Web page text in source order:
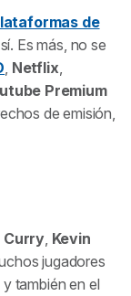
de
Es más, no se
Netflix
Premium
de emisión,
Curry Kevin
jugadores
, y también en el